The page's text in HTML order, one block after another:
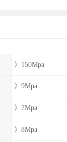
》150Mpa
》9Mpa
》7Mpa
》8Mpa